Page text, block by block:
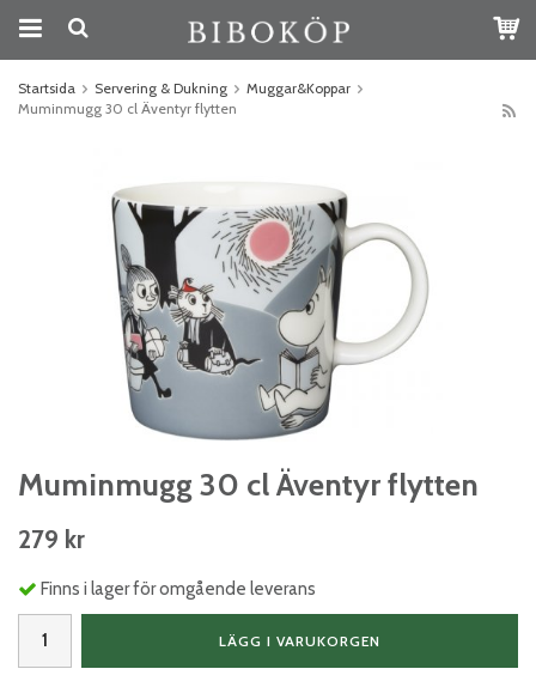
Startsida Servering & Dukning
Muggar&Koppar
Muminmugg 30 cl Äventyr flytten
Muminmugg 30 cl Äventyr flytten
279 kr
Finns i lager för omgående leverans
LÄGG I VARUKORGEN